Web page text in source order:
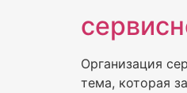
Организация
тема, которая